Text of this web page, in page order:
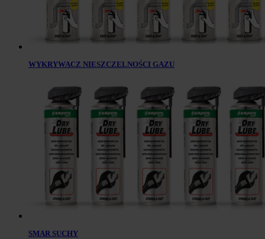
WYKRYWACZ NIESZCZELNOŚCI GAZU
SMAR SUCHY